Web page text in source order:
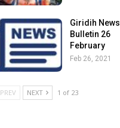
Giridih News
Bulletin 26
February
Feb 26, 2021
PREV NEXT 1 of 23